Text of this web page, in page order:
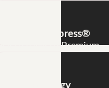
Complet Express®
Macro e Micro Premium
Bioenergy